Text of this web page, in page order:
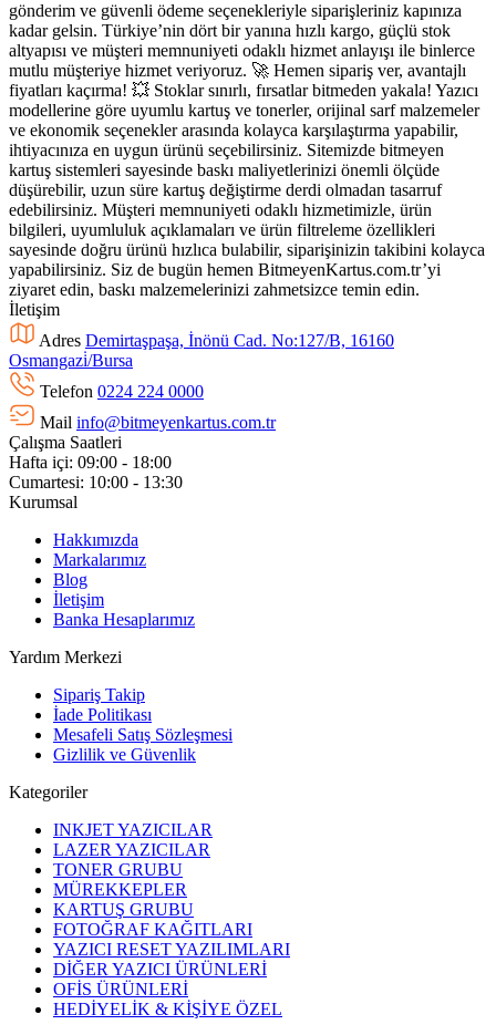
gönderim ve güvenli ödeme seçenekleriyle siparişleriniz kapınıza
kadar gelsin. Türkiye’nin dört bir yanına hızlı kargo, güçlü stok
altyapısı ve müşteri memnuniyeti odaklı hizmet anlayışı ile binlerce
mutlu müşteriye hizmet veriyoruz. 🚀 Hemen sipariş ver, avantajlı
fiyatları kaçırma! 💥 Stoklar sınırlı, fırsatlar bitmeden yakala! Yazıcı
modellerine göre uyumlu kartuş ve tonerler, orijinal sarf malzemeler
ve ekonomik seçenekler arasında kolayca karşılaştırma yapabilir,
ihtiyacınıza en uygun ürünü seçebilirsiniz. Sitemizde bitmeyen
kartuş sistemleri sayesinde baskı maliyetlerinizi önemli ölçüde
düşürebilir, uzun süre kartuş değiştirme derdi olmadan tasarruf
edebilirsiniz. Müşteri memnuniyeti odaklı hizmetimizle, ürün
bilgileri, uyumluluk açıklamaları ve ürün filtreleme özellikleri
sayesinde doğru ürünü hızlıca bulabilir, siparişinizin takibini kolayca
yapabilirsiniz. Siz de bugün hemen BitmeyenKartus.com.tr’yi
ziyaret edin, baskı malzemelerinizi zahmetsizce temin edin.
İletişim
Adres Demirtaşpaşa, İnönü Cad. No:127/B, 16160
Osmangazi̇/Bursa
Telefon 0224 224 0000
Mail info@bitmeyenkartus.com.tr
Çalışma Saatleri
Hafta içi: 09:00 - 18:00
Cumartesi: 10:00 - 13:30
Kurumsal
Hakkımızda
Markalarımız
Blog
İletişim
Banka Hesaplarımız
Yardım Merkezi
Sipariş Takip
İade Politikası
Mesafeli Satış Sözleşmesi
Gizlilik ve Güvenlik
Kategoriler
INKJET YAZICILAR
LAZER YAZICILAR
TONER GRUBU
MÜREKKEPLER
KARTUŞ GRUBU
FOTOĞRAF KAĞITLARI
YAZICI RESET YAZILIMLARI
DİĞER YAZICI ÜRÜNLERİ
OFİS ÜRÜNLERİ
HEDİYELİK & KİŞİYE ÖZEL